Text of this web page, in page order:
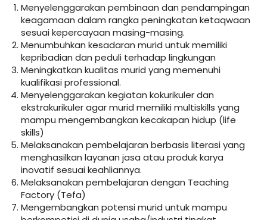
Menyelenggarakan pembinaan dan pendampingan
keagamaan dalam rangka peningkatan ketaqwaan
sesuai kepercayaan masing-masing.
Menumbuhkan kesadaran murid untuk memiliki
kepribadian dan peduli terhadap lingkungan
Meningkatkan kualitas murid yang memenuhi
kualifikasi professional.
Menyelenggarakan kegiatan kokurikuler dan
ekstrakurikuler agar murid memiliki multiskills yang
mampu mengembangkan kecakapan hidup (life
skills)
Melaksanakan pembelajaran berbasis literasi yang
menghasilkan layanan jasa atau produk karya
inovatif sesuai keahliannya.
Melaksanakan pembelajaran dengan Teaching
Factory (Tefa)
Mengembangkan potensi murid untuk mampu